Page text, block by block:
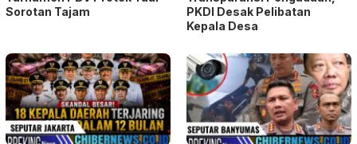
Sorotan Tajam
PKDI Desak Pelibatan
Kepala Desa